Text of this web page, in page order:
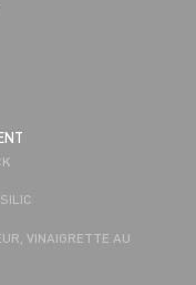
VINAIGRETTE AU